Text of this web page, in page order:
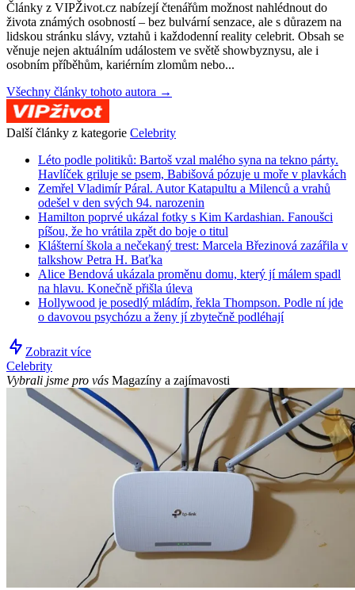
Články z VIPŽivot.cz nabízejí čtenářům možnost nahlédnout do
života známých osobností – bez bulvární senzace, ale s důrazem na
lidskou stránku slávy, vztahů i každodenní reality celebrit. Obsah se
věnuje nejen aktuálním událostem ve světě showbyznysu, ale i
osobním příběhům, kariérním zlomům nebo...
Všechny články tohoto autora →
Další články z kategorie Celebrity
Léto podle politiků: Bartoš vzal malého syna na tekno párty.
Havlíček griluje se psem, Babišová pózuje u moře v plavkách
Zemřel Vladimír Páral. Autor Katapultu a Milenců a vrahů
odešel v den svých 94. narozenin
Hamilton poprvé ukázal fotky s Kim Kardashian. Fanoušci
píšou, že ho vrátila zpět do boje o titul
Klášterní škola a nečekaný trest: Marcela Březinová zazářila v
talkshow Petra H. Baťka
Alice Bendová ukázala proměnu domu, který jí málem spadl
na hlavu. Konečně přišla úleva
Hollywood je posedlý mládím, řekla Thompson. Podle ní jde
o davovou psychózu a ženy jí zbytečně podléhají
Zobrazit více
Celebrity
Vybrali jsme pro vás Magazíny a zajímavosti